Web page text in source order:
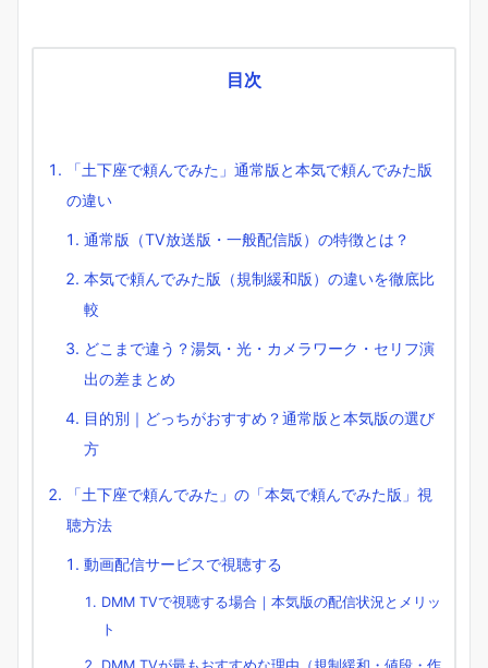
目次
「土下座で頼んでみた」通常版と本気で頼んでみた版
の違い
通常版（TV放送版・一般配信版）の特徴とは？
本気で頼んでみた版（規制緩和版）の違いを徹底比
較
どこまで違う？湯気・光・カメラワーク・セリフ演
出の差まとめ
目的別｜どっちがおすすめ？通常版と本気版の選び
方
「土下座で頼んでみた」の「本気で頼んでみた版」視
聴方法
動画配信サービスで視聴する
DMM TVで視聴する場合｜本気版の配信状況とメリッ
ト